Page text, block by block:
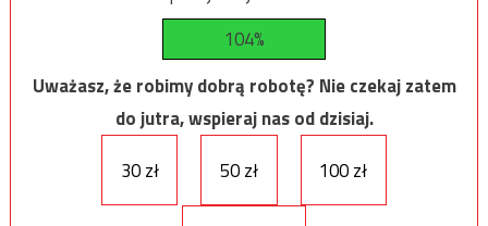
104%
Uważasz, że robimy dobrą robotę? Nie czekaj zatem
do jutra, wspieraj nas od dzisiaj.
30 zł
50 zł 100 zł